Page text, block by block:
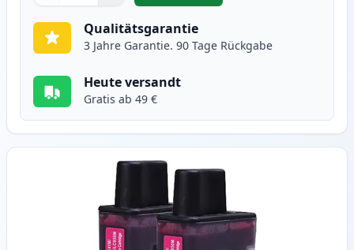
Qualitätsgarantie
3 Jahre Garantie. 90 Tage Rückgabe
Heute versandt
Gratis ab 49 €